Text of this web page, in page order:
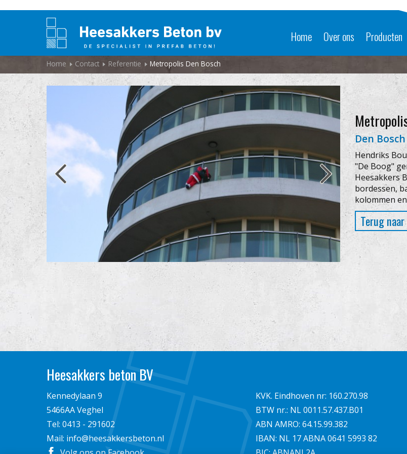
Home Over ons Producten
Home Contact Referentie Metropolis Den Bosch
Den Bosch
Hendriks
"De Boog"
Heesakkers
bordessen,
kolommen
Terug
Heesakkers beton BV
Kennedylaan 9
5466AA Veghel
Tel: 0413 - 291602
Mail: info@heesakkersbeton.nl
KVK. Eindhoven nr: 160.270.98
BTW nr.: NL 0011.57.437.B01
ABN AMRO: 64.15.99.382
IBAN: NL 17 ABNA 0641 5993 82